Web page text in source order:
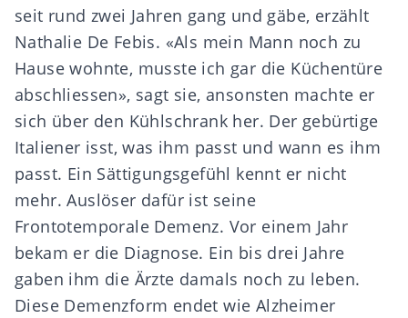
seit rund zwei Jahren gang und gäbe, erzählt
Nathalie De Febis. «Als mein Mann noch zu
Hause wohnte, musste ich gar die Küchentüre
abschliessen», sagt sie, ansonsten machte er
sich über den Kühlschrank her. Der gebürtige
Italiener isst, was ihm passt und wann es ihm
passt. Ein Sättigungsgefühl kennt er nicht
mehr. Auslöser dafür ist seine
Frontotemporale Demenz. Vor einem Jahr
bekam er die Diagnose. Ein bis drei Jahre
gaben ihm die Ärzte damals noch zu leben.
Diese Demenzform endet wie Alzheimer